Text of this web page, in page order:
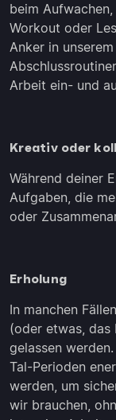
beim
Workout oder
Anker in
Arbeit ein- und
Kreativ oder
Während deiner
Aufgaben, die
oder
Erholung
In manchen
(oder etwas,
gelassen
Tal-Perioden
werden, um
wir brauchen,